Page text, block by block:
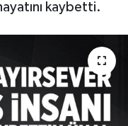
kaybetti.